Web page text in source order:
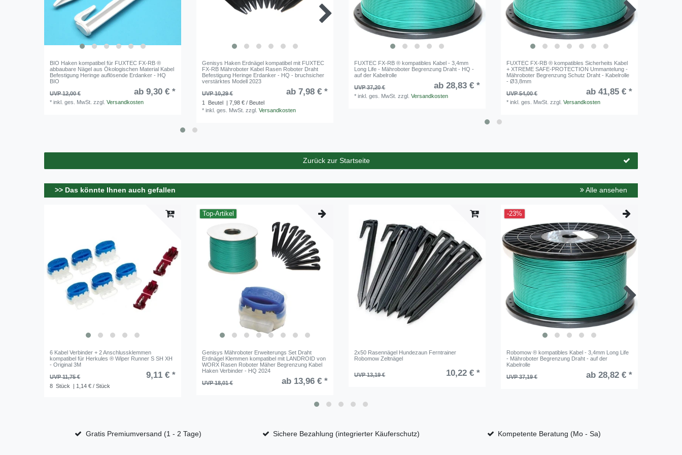
BIO Haken kompatibel für FUXTEC FX-RB ®
abbaubare Nägel aus Ökologischen Material Kabel
Befestigung Heringe auflösende Erdanker - HQ
BIO
UVP 12,00 €
ab 9,30 € *
*inkl. ges. MwSt. zzgl.Versandkosten
Genisys Haken Erdnägel kompatibel mit FUXTEC
FX-RB Mähroboter Kabel Rasen Roboter Draht
Befestigung Heringe Erdanker - HQ - bruchsicher
verstärktes Modell 2023
UVP 10,29 €
ab 7,98 € *
1 Beutel | 7,98 € / Beutel
*inkl. ges. MwSt. zzgl.Versandkosten
Haken Nägel bis 5,5 mm Kabel kompatibel für
FUXTEC FX-RB ® Mähroboter Befestigungs
Heringe Erdanker - verstärkter HQ ABS
UVP 13,08 €
ab 10,14 € *
*inkl. ges. MwSt. zzgl.Versandkosten
FUXTEC FX-RB ® kompatibles Kabel - 3,4mm
Long Life - Mähroboter Begrenzung Draht - HQ -
auf der Kabelrolle
UVP 37,20 €
ab 28,83 € *
*inkl. ges. MwSt. zzgl.Versandkosten
FUXTEC FX-RB ® kompatibles Sicherheits Kabel
+ XTREME SAFE-PROTECTION Ummantelung -
Mähroboter Begrenzung Schutz Draht - Kabelrolle
- Ø3,8mm
UVP 54,00 €
ab 41,85 € *
*inkl. ges. MwSt. zzgl.Versandkosten
Zurück zur Startseite
>> Das könnte Ihnen auch gefallen Alle ansehen
6 Kabel Verbinder + 2 Anschlussklemmen
kompatibel für Herkules ® Wiper Runner S SH XH
- Original 3M
UVP 11,75 €
9,11 € *
8 Stück | 1,14 € / Stück
Top-Artikel
Genisys Mähroboter Erweiterungs Set Draht
Erdnägel Klemmen kompatibel mit LANDROID von
WORX Rasen Roboter Mäher Begrenzung Kabel
Haken Verbinder - HQ 2024
UVP 18,01 €
ab 13,96 € *
2x50 Rasennägel Hundezaun Ferntrainer
Robomow Zeltnägel
UVP 13,19 € 10,22 € *
-23%
Robomow ® kompatibles Kabel - 3,4mm Long Life
- Mähroboter Begrenzung Draht - auf der
Kabelrolle
UVP 37,19 €
ab 28,82 € *
Gratis Premiumversand (1 - 2 Tage) Sichere Bezahlung (integrierter Käuferschutz) Kompetente Beratung (Mo - Sa)